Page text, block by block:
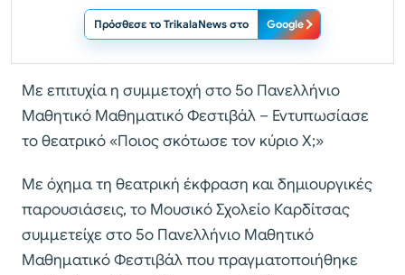
Πρόσθεσε το TrikalaNews στο Google
Με επιτυχία η συμμετοχή στο 5ο Πανελλήνιο
Μαθητικό Μαθηματικό Φεστιβάλ – Εντυπωσίασε
το θεατρικό «Ποιος σκότωσε τον κύριο Χ;»
Με όχημα τη θεατρική έκφραση και δημιουργικές
παρουσιάσεις, το Μουσικό Σχολείο Καρδίτσας
συμμετείχε στο 5ο Πανελλήνιο Μαθητικό
Μαθηματικό Φεστιβάλ που πραγματοποιήθηκε